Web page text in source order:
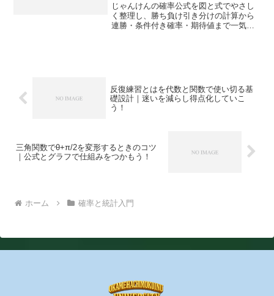
じゃんけんの確率公式を図と式でやさし
く整理し、勝ち負け引き分けの計算から
連勝・条件付き確率・期待値まで一気通
反復練習とはを代数と関数で使い切る基
礎設計｜迷いを減らし得点化していこ
う！
三角関数でθ+π/2を変形するときのコツ
｜公式とグラフで仕組みをつかもう！
ホーム 確率と統計入門